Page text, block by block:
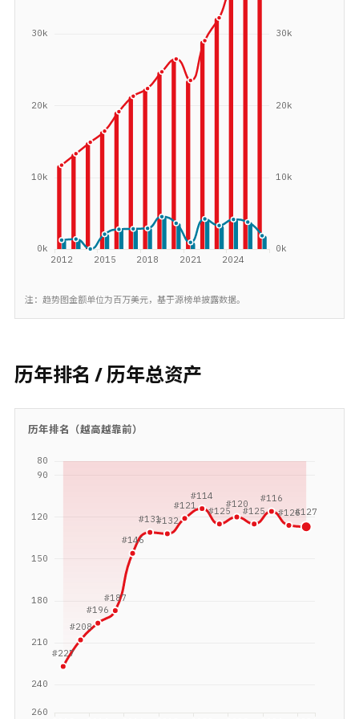
注：趋势图金额单位为百万美元，基于源榜单披露数据。
历年排名 / 历年总资产
历年排名（越高越靠前）